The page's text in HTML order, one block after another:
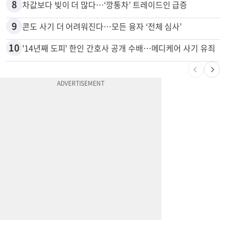
7
8 차값보다 빚이 더 많다…‘깡통차’ 트레이드인 급증
9 콘도 사기 더 어려워진다…모든 융자 ‘전체 심사’
'14년째 도피' 한인 간호사 공개 수배…메디케어 사기 유죄